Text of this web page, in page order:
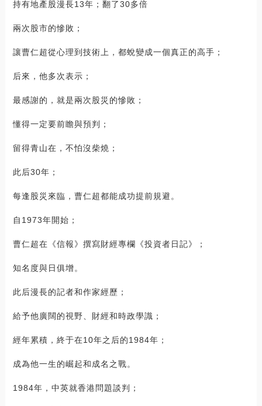
持有地產股漫長13年；翻了30多倍
兩次股市的慘敗；
讓曹仁超從心理到技術上，都蛻變成一個真正的高手；
后來，他多次表示；
最感謝的，就是兩次股災的慘敗；
懂得一定要前瞻與預判；
留得青山在，不怕沒柴燒；
此后30年；
每逢股災來臨，曹仁超都能成功提前規避。
自1973年開始；
曹仁超在《信報》撰寫財經專欄《投資者日記》；
知名度與日俱增。
此后漫長的記者和作家經歷；
給予他廣闊的視野、財經和時政學識；
經年累積，終于在10年之后的1984年；
成為他一生的崛起和成名之戰。
1984年，中英就香港問題談判；